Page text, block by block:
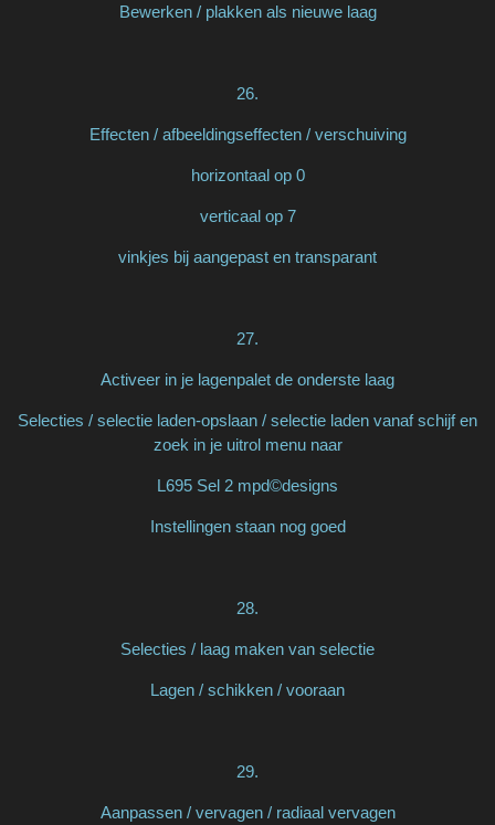
Bewerken / plakken als nieuwe laag
26.
Effecten / afbeeldingseffecten / verschuiving
horizontaal op 0
verticaal op 7
vinkjes bij aangepast en transparant
27.
Activeer in je lagenpalet de onderste laag
Selecties / selectie laden-opslaan / selectie laden vanaf schijf en
zoek in je uitrol menu naar
L695 Sel 2 mpd©designs
Instellingen staan nog goed
28.
Selecties / laag maken van selectie
Lagen / schikken / vooraan
29.
Aanpassen / vervagen / radiaal vervagen